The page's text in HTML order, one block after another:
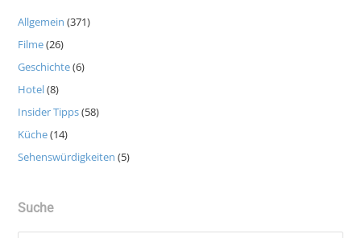
Allgemein (371)
Filme(26)
Geschichte(6)
Hotel(8)
Insider Tipps(58)
Küche(14)
Sehenswürdigkeiten (5)
Suche